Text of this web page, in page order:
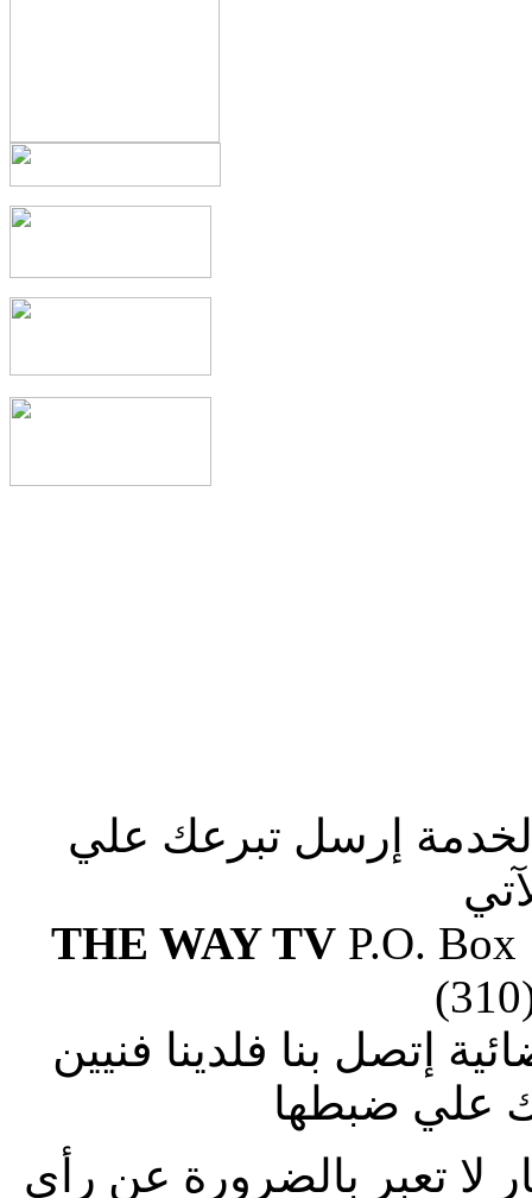
إرسل تبرعك علي
THE WAY TVP.O. Box
إتصل بنا فلدينا فنيين
علي ضبطها
لا تعبر بالضرورة عن رأى